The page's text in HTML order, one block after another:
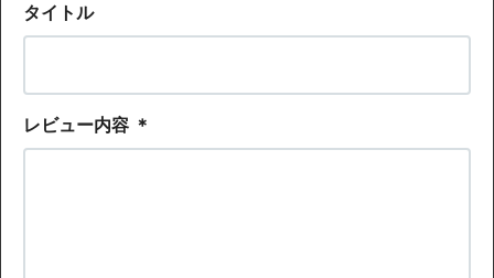
タイトル
レビュー内容 ＊